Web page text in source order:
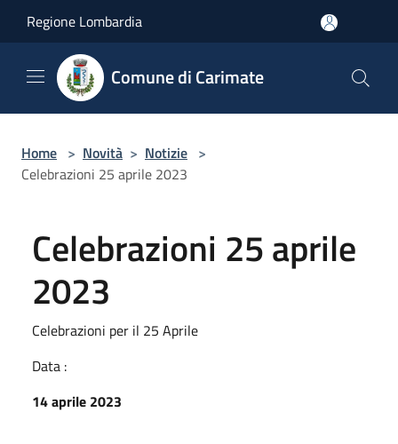
Regione Lombardia
Comune di Carimate
Home > Novità > Notizie >
Celebrazioni 25 aprile 2023
Celebrazioni 25 aprile
2023
Celebrazioni per il 25 Aprile
Data :
14 aprile 2023